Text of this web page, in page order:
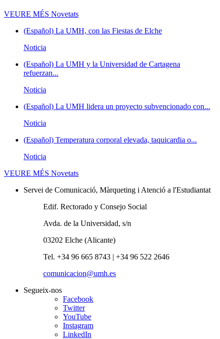
VEURE MÉS Novetats
(Español) La UMH, con las Fiestas de Elche
Noticia
(Español) La UMH y la Universidad de Cartagena
refuerzan...
Noticia
(Español) La UMH lidera un proyecto subvencionado con...
Noticia
(Español) Temperatura corporal elevada, taquicardia o...
Noticia
VEURE MÉS Novetats
Servei de Comunicació, Màrqueting i Atenció a l'Estudiantat
Edif. Rectorado y Consejo Social
Avda. de la Universidad, s/n
03202 Elche (Alicante)
Tel. +34 96 665 8743 | +34 96 522 2646
comunicacion@umh.es
Segueix-nos
Facebook
Twitter
YouTube
Instagram
LinkedIn